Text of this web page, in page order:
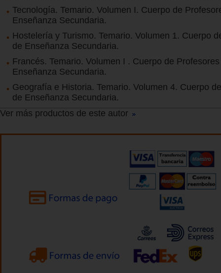
Tecnología. Temario. Volumen I. Cuerpo de
Enseñanza Secundaria.
Hostelería y Turismo. Temario. Volumen 1. Cuerpo
de Enseñanza Secundaria.
Francés. Temario. Volumen I . Cuerpo de
Enseñanza Secundaria.
Geografía e Historia. Temario. Volumen 4. Cuerpo
de Enseñanza Secundaria.
Ver más productos de este autor